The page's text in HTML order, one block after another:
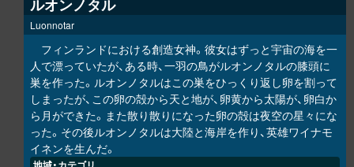
ルオンノタル
Luonnotar
フィンランドにおける創造女神。彼女はずっと宇宙の海を一
人で漂っていたが、ある時、一羽の鳥がルオンノタルの膝頭に
巣を作った。ルオンノタルはこの巣をひっくり返し卵を割って
しまったが、この卵の殻から天と地が、卵黄から太陽が、卵白か
ら月ができた。また散り散りになった卵の殻は夜空の星々にな
った。その後ルオンノタルは大陸と海岸を作り、英雄ワイナモ
イネンを生んだ。